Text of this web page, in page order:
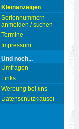
Kleinanzeigen
Seriennummern
anmelden / suchen
Termine
Impressum
Und noch...
Umfragen
Links
Werbung bei uns
Datenschutzklausel